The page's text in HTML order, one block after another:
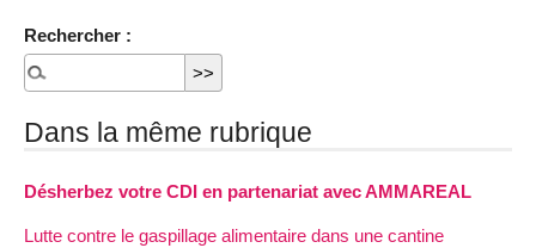
Rechercher :
Dans la même rubrique
Désherbez votre CDI en partenariat avec AMMAREAL
Lutte contre le gaspillage alimentaire dans une cantine